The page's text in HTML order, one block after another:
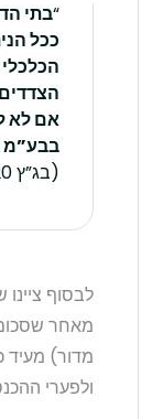
“בתי
ככל
אם לא
בבע”מ 919/15
(בג”ץ 316/20)
לבסוף
מדור) מעיד
ולפערי